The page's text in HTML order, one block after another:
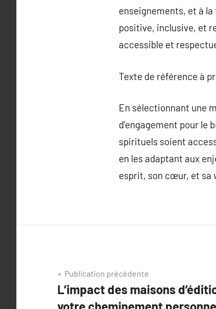
enseignements, et à
positive, inclusive, et
accessible et
Texte de référence à
En sélectionnant une
d’engagement pour
spirituels soient
en les adaptant aux
esprit, son cœur, et sa
Navigation
de
Publication précédente
L’impact des maisons